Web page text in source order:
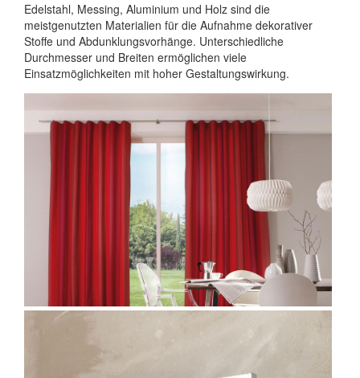
Edelstahl, Messing, Aluminium und Holz sind die
meistgenutzten Materialien für die Aufnahme dekorativer
Stoffe und Abdunklungsvorhänge. Unterschiedliche
Durchmesser und Breiten ermöglichen viele
Einsatzmöglichkeiten mit hoher Gestaltungswirkung.